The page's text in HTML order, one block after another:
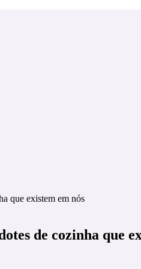
que existem em nós
de cozinha que